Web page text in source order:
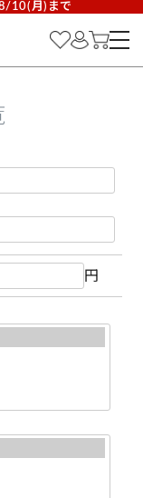
10(月)まで
円